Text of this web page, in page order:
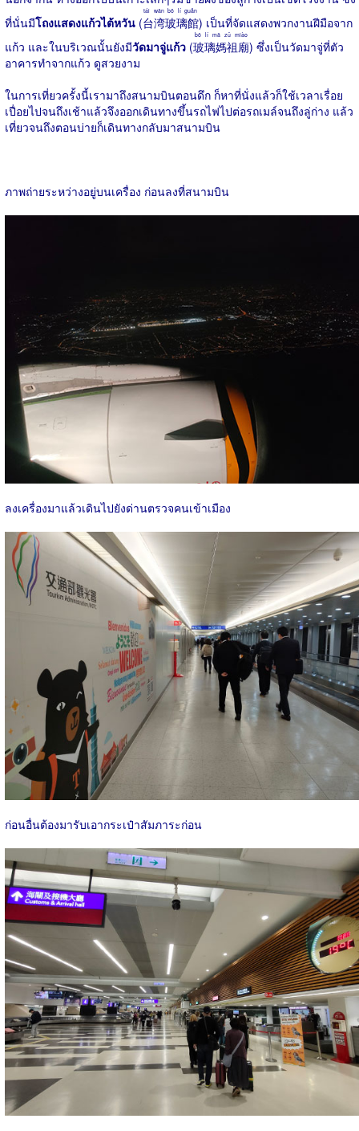
ที่นั่นมีโถงแสดงแก้วไต้หวัน (台湾玻璃館
tái wān bō lí guǎn
) เป็นที่จัดแสดงพวกงานฝีมือจาก
แก้ว และในบริเวณนั้นยังมีวัดมาจู่แก้ว (玻璃媽祖廟
bō lí mā zǔ miào
) ซึ่งเป็นวัดมาจู่ที่ตัว
อาคารทำจากแก้ว ดูสวยงาม
ในการเที่ยวครั้งนี้เรามาถึงสนามบินตอนดึก ก็หาที่นั่งแล้วก็ใช้เวลาเรื่อย
เปื่อยไปจนถึงเช้าแล้วจึงออกเดินทางขึ้นรถไฟไปต่อรถเมล์จนถึงลู่ก่าง แล้ว
เที่ยวจนถึงตอนบ่ายก็เดินทางกลับมาสนามบิน
ภาพถ่ายระหว่างอยู่บนเครื่อง ก่อนลงที่สนามบิน
ลงเครื่องมาแล้วเดินไปยังด่านตรวจคนเข้าเมือง
ก่อนอื่นต้องมารับเอากระเป๋าสัมภาระก่อน